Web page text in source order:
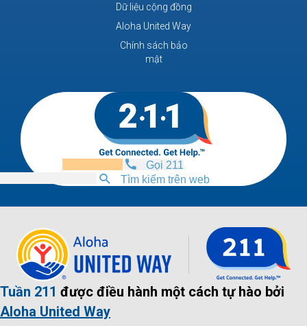
Dữ liệu cộng đồng
Aloha United Way
Chính sách bảo
mật
Gọi 211
Tìm kiếm trên web
Tuần 211 được điều hành một cách tự hào bởi
Aloha United Way